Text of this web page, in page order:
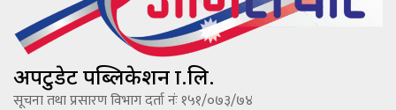
अपटुडेट पब्लिकेशन प्रा.लि.
सूचना तथा प्रसारण विभाग दर्ता नंः १५१/०७३/७४